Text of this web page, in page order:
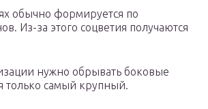
обычно формируется по
Из-за этого соцветия получаются
нужно обрывать боковые
только самый крупный.